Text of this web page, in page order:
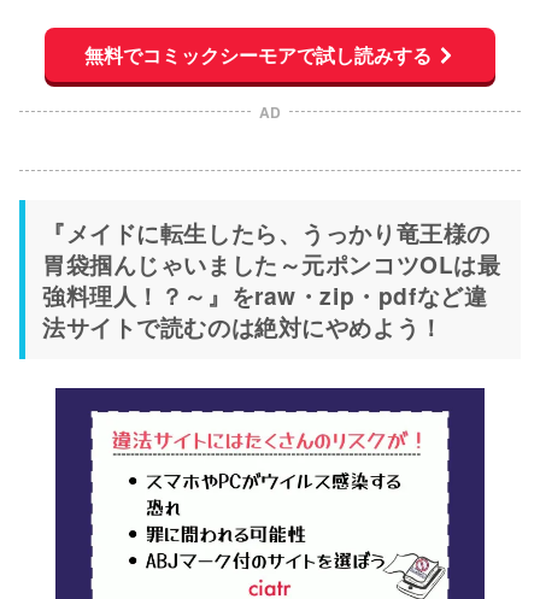
無料でコミックシーモアで試し読みする
AD
『メイドに転生したら、うっかり竜王様の
胃袋掴んじゃいました～元ポンコツOLは最
強料理人！？～』をraw・zip・pdfなど違
法サイトで読むのは絶対にやめよう！